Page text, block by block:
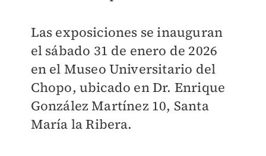
Las exposiciones se inauguran
el sábado 31 de enero de 2026
en el Museo Universitario del
Chopo, ubicado en Dr. Enrique
González Martínez 10, Santa
María la Ribera.